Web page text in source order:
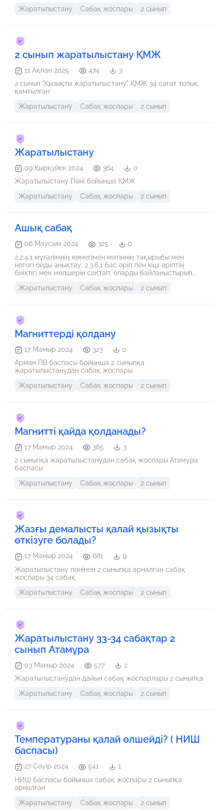
Жаратылыстану
Сабақ жоспары 2 сынып
2 сынып жаратылыстану ҚМЖ
11 Ақпан 2025 474
3
2 сынып "Қызықты жаратылыстану" ҚМЖ 34 сағат толық
қамтылған
Жаратылыстану
Сабақ жоспары 2 сынып
Жаратылыстану
09 Қырқүйек 2024 364
0
Жаратылыстану Пәні бойынша ҚМЖ
Жаратылыстану
Сабақ жоспары 2 сынып
Ашық сабақ
06 Маусым 2024 325
0
2.2.4.1 мұғалімнің көмегімен мәтіннің тақырыбы мен
негізгі ойды анықтау; 2.3.6.1 бас әріп пен кіші әріптің
биіктігі мен мөлшерін сақтап, оларды байланыстырып
бойынша түсінбеген сөздерін белгілеу, мәтін мазмұны
Жаратылыстану Сабақ жоспары 2 сынып
Магниттерді қолдану
17 Мамыр 2024 323
0
Арман ПВ баспасы бойынша 2 сыныпқа
жаратылыстанудан сабақ жоспары
Жаратылыстану
Сабақ жоспары 2 сынып
Магнитті қайда қолданады?
17 Мамыр 2024 385
3
2 сыныпқа жаратылыстанудан сабақ жоспары Атамұра
баспасы
Жаратылыстану
Сабақ жоспары 2 сынып
Жазғы демалысты қалай қызықты
өткізуге болады?
17 Мамыр 2024 681
9
Жаратылыстану пәнінен 2 сыныпқа арналған сабақ
жоспары 34 сабақ
Жаратылыстану
Сабақ жоспары 2 сынып
Жаратылыстану 33-34 сабақтар 2
сынып Атамұра
03 Мамыр 2024 577
2
Жаратылыстанудан дайын сабақ жоспарлары 2 сыныпқа
Жаратылыстану
Сабақ жоспары 2 сынып
Температураны қалай өлшейді? ( НИШ
баспасы)
27 Сәуір 2024 541
1
НИШ баспасы бойынша сабақ жоспары 2 сыныпқа
арналған
Жаратылыстану
Сабақ жоспары 2 сынып